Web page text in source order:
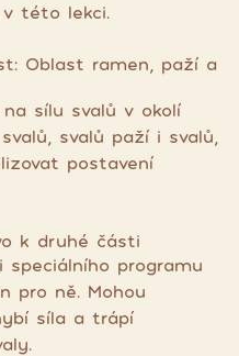
v této lekci.
Oblast ramen, paží a
sílu svalů v okolí
svalů paží i svalů,
postavení
k druhé části
programu
pro ně. Mohou
síla a trápí